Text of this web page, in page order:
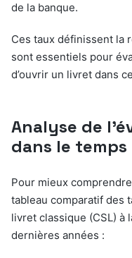
de la banque.
Ces taux définissent la
sont essentiels pour
d’ouvrir un livret dans
Analyse de
dans le temps
Pour mieux
tableau comparatif des
livret classique (CSL) à
dernières années :